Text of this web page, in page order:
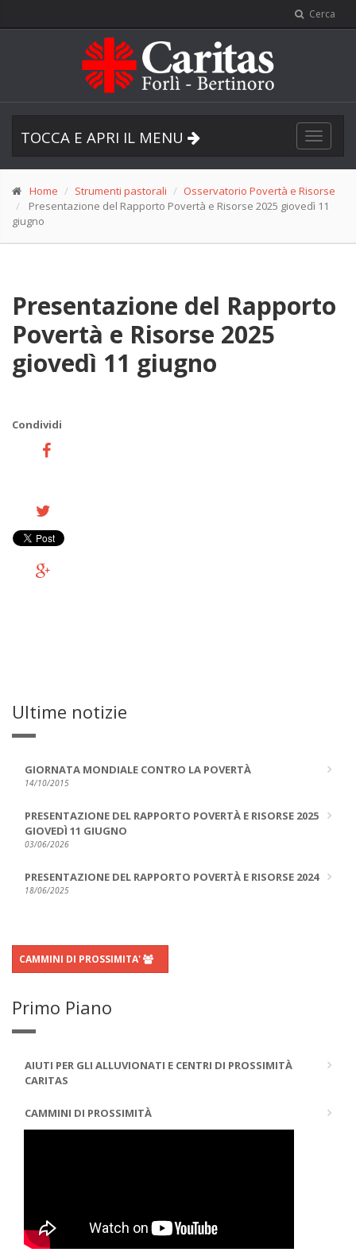
Cerca
TOCCA E APRI IL MENU
Toggle
Home Strumenti pastorali
Osservatorio Povertà e Risorse
Presentazione del Rapporto Povertà e Risorse 2025 giovedì 11
giugno
Presentazione del Rapporto
Povertà e Risorse 2025
giovedì 11 giugno
Condividi
Ultime notizie
GIORNATA MONDIALE CONTRO LA POVERTÀ
14/10/2015
PRESENTAZIONE DEL RAPPORTO POVERTÀ E RISORSE 2025
GIOVEDÌ 11 GIUGNO
03/06/2026
PRESENTAZIONE DEL RAPPORTO POVERTÀ E RISORSE 2024
18/06/2025
CAMMINI DI PROSSIMITA'
Primo Piano
AIUTI PER GLI ALLUVIONATI E CENTRI DI PROSSIMITÀ
CARITAS
CAMMINI DI PROSSIMITÀ